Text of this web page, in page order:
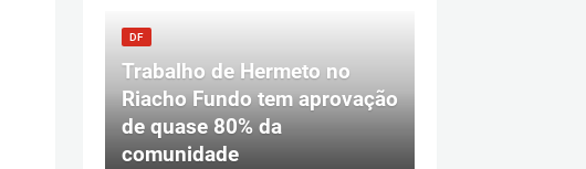
DF
Trabalho de Hermeto no
Riacho Fundo tem aprovação
de quase 80% da
comunidade